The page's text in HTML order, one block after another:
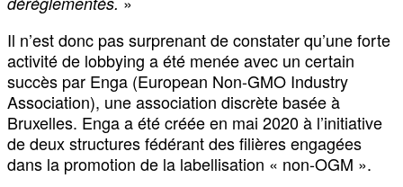
Il n’est donc pas surprenant de constater qu’une forte
activité de lobbying a été menée avec un certain
succès par Enga (European Non-GMO Industry
Association), une association discrète basée à
Bruxelles. Enga a été créée en mai 2020 à l’initiative
de deux structures fédérant des filières engagées
dans la promotion de la labellisation « non-OGM ».